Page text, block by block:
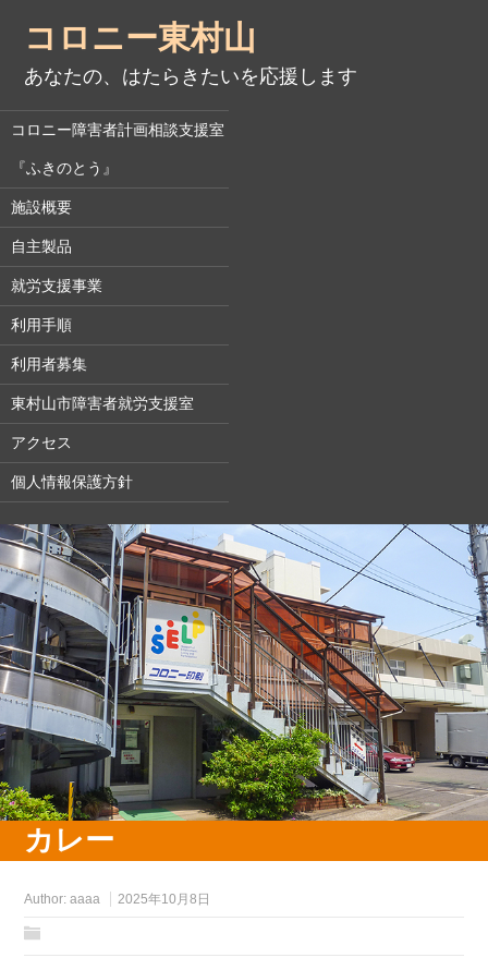
コロニー東村山
あなたの、はたらきたいを応援します
コロニー障害者計画相談支援室
『ふきのとう』
施設概要
自主製品
就労支援事業
利用手順
利用者募集
東村山市障害者就労支援室
アクセス
個人情報保護方針
カレー
Author:aaaa 2025年10月8日